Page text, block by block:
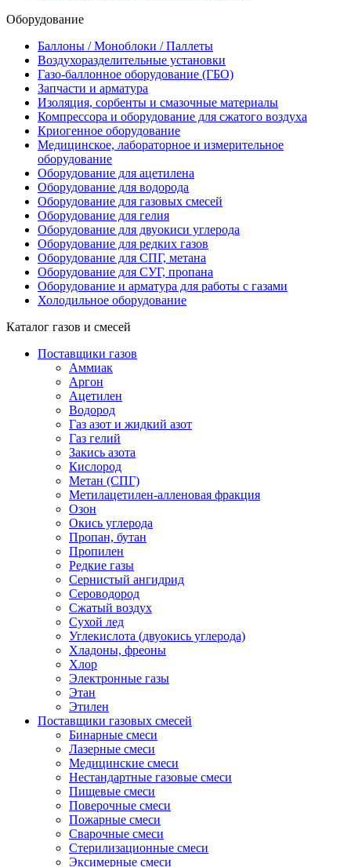
Оборудование
Баллоны / Моноблоки / Паллеты
Воздухоразделительные установки
Газо-баллонное оборудование (ГБО)
Запчасти и арматура
Изоляция, сорбенты и смазочные материалы
Компрессора и оборудование для сжатого воздуха
Криогенное оборудование
Медицинское, лабораторное и измерительное
оборудование
Оборудование для ацетилена
Оборудование для водорода
Оборудование для газовых смесей
Оборудование для гелия
Оборудование для двуокиси углерода
Оборудование для редких газов
Оборудование для СПГ, метана
Оборудование для СУГ, пропана
Оборудование и арматура для работы с газами
Холодильное оборудование
Каталог газов и смесей
Поставщики газов
Аммиак
Аргон
Ацетилен
Водород
Газ азот и жидкий азот
Газ гелий
Закись азота
Кислород
Метан (СПГ)
Метилацетилен-алленовая фракция
Озон
Окись углерода
Пропан, бутан
Пропилен
Редкие газы
Сернистый ангидрид
Сероводород
Сжатый воздух
Сухой лед
Углекислота (двуокись углерода)
Хладоны, фреоны
Хлор
Электронные газы
Этан
Этилен
Поставщики газовых смесей
Бинарные смеси
Лазерные смеси
Медицинские смеси
Нестандартные газовые смеси
Пищевые смеси
Поверочные смеси
Пожарные смеси
Сварочные смеси
Стерилизационные смеси
Эксимерные смеси